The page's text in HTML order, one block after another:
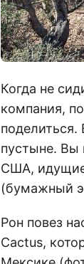
Когда не
компания,
пустыне. Вы
США, идущие
(бумажный
Рон повез
Cactus,